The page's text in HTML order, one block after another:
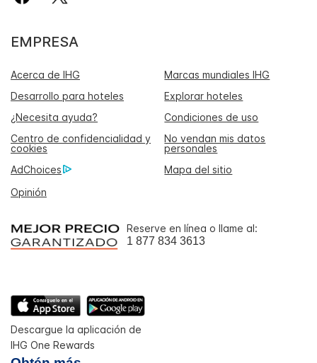
EMPRESA
Acerca de IHG
Marcas mundiales IHG
Desarrollo para hoteles
Explorar hoteles
¿Necesita ayuda?
Condiciones de uso
Centro de confidencialidad y
cookies
No vendan mis datos
personales
AdChoices
Mapa del sitio
Opinión
Reserve en línea o llame al:
1 877 834 3613
Descargue la aplicación de
IHG One Rewards